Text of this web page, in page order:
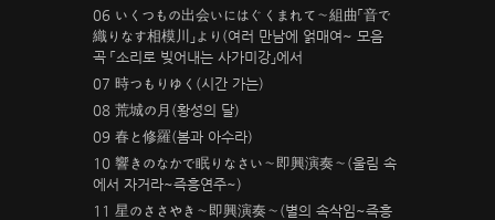
06 いくつもの出会いにはぐくまれて～組曲「音で
織りなす相模川」より(여러 만남에 얽매여~ 모음
곡 「소리로 빚어내는 사가미강」에서
07 時つもりゆく(시간 가는)
08 荒城の月(황성의 달)
09 春と修羅(봄과 아수라)
10 響きのなかで眠りなさい～即興演奏～(울림 속
에서 자거라~즉흥연주~)
11 星のささやき～即興演奏～(별의 속삭임~즉흥